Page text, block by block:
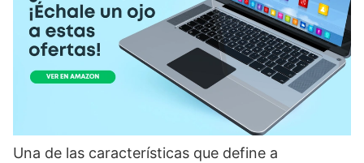
Una de las características que define a